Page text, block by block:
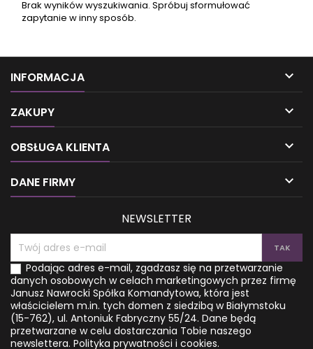
Brak wyników wyszukiwania. Spróbuj sformułować
zapytanie w inny sposób.
INFORMACJA 
ZAKUPY 
OBSŁUGA KLIENTA 
DANE FIRMY 
NEWSLETTER
Podając adres e-mail, zgadzasz się na przetwarzanie
danych osobowych w celach marketingowych przez firmę
Janusz Nawrocki Spółka Komandytowa, która jest
właścicielem m.in. tych domen z siedzibą w Białymstoku
(15-762), ul. Antoniuk Fabryczny 55/24. Dane będą
przetwarzane w celu dostarczania Tobie naszego
newslettera. Polityka prywatności i cookies.